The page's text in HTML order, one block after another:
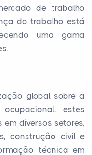
de trabalho
do trabalho está
uma gama
global sobre a
estes
diversos setores,
construção civil e
técnica em